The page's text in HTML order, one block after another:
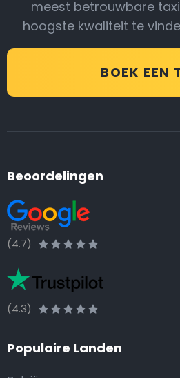
meest betrouwbare
hoogste kwaliteit te
BOEK EEN
Beoordelingen
(4.7)
(4.3)
Populaire Landen